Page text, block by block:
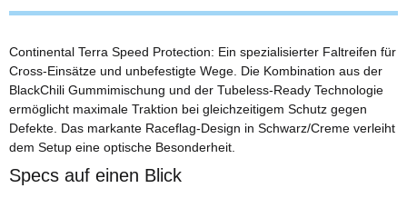
Continental Terra Speed Protection: Ein spezialisierter Faltreifen für
Cross-Einsätze und unbefestigte Wege. Die Kombination aus der
BlackChili Gummimischung und der Tubeless-Ready Technologie
ermöglicht maximale Traktion bei gleichzeitigem Schutz gegen
Defekte. Das markante Raceflag-Design in Schwarz/Creme verleiht
dem Setup eine optische Besonderheit.
Specs auf einen Blick